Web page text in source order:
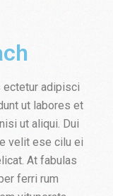
ectetur adipisci
ut labores et
ut aliqui. Dui
velit ese cilu ei
At fabulas
ferri rum